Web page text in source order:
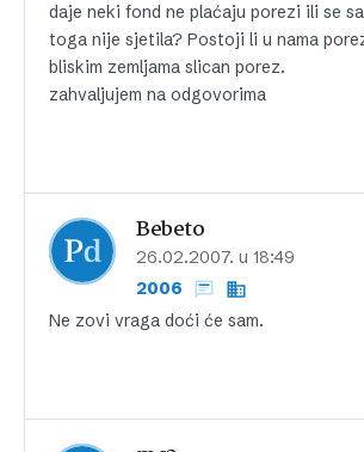
daje neki fond ne plaćaju porezi ili se
toga nije sjetila? Postoji li u nama
bliskim zemljama slican porez.
zahvaljujem na odgovorima
Bebeto
26.02.2007. u 18:49
2006
Ne zovi vraga doći će sam.